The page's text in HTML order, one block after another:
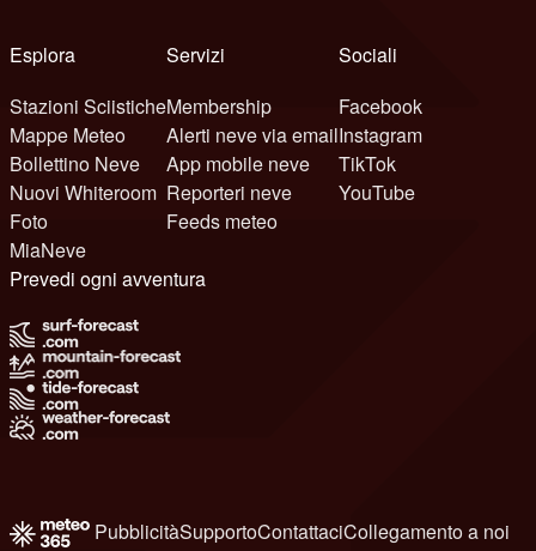
Esplora
Stazioni Sciistiche
Mappe Meteo
Bollettino Neve
Nuovi Whiteroom
Foto
MiaNeve
Servizi
Membership
Alerti neve via email
App mobile neve
Reporteri neve
Feeds meteo
Sociali
Facebook
Instagram
TikTok
YouTube
Prevedi ogni avventura
PubblicitàSupportoContattaciCollegamento a noi